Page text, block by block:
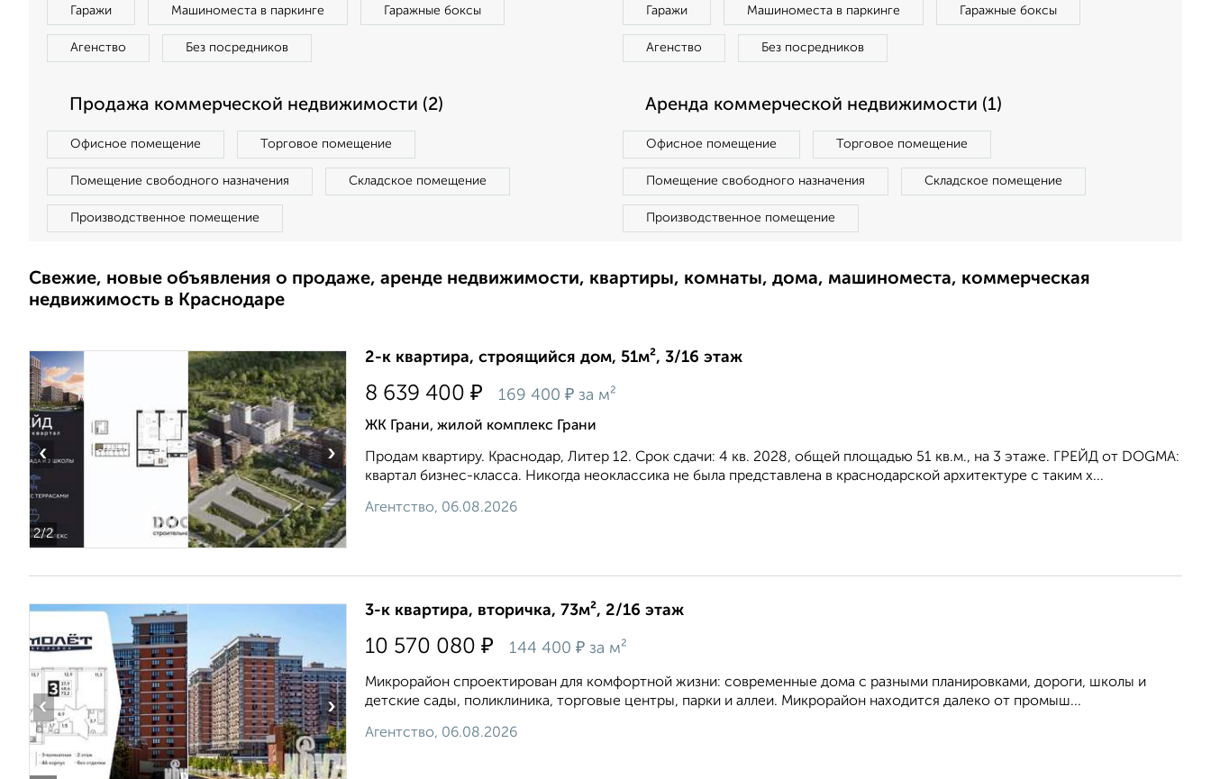
Гаражи Машиноместа в паркинге Гаражные боксы
Агенство Без посредников
Гаражи Машиноместа в паркинге Гаражные боксы
Агенство Без посредников
Продажа коммерческой недвижимости (2)
Офисное помещение Торговое помещение
Помещение свободного назначения Складское помещение
Производственное помещение
Аренда коммерческой недвижимости (1)
Офисное помещение Торговое помещение
Помещение свободного назначения Складское помещение
Производственное помещение
Свежие, новые объявления о продаже, аренде недвижимости, квартиры, комнаты, дома, машиноместа, коммерческая
недвижимость в Краснодаре
2/2
‹ ›
2-к квартира, строящийся дом, 51м², 3/16 этаж
8 639 400 ₽ 169 400 ₽ за м²
ЖК Грани, жилой комплекс Грани
Продам квартиру. Краснодар, Литер 12. Срок сдачи: 4 кв. 2028, общей площадью 51 кв.м., на 3 этаже. ГРЕЙД от DOGMA:
квартал бизнес-класса. Никогда неоклассика не была представлена в краснодарской архитектуре с таким х...
Агентство, 06.08.2026
‹ ›
3-к квартира, вторичка, 73м², 2/16 этаж
10 570 080 ₽ 144 400 ₽ за м²
Микрорайон спроектирован для комфортной жизни: современные дома с разными планировками, дороги, школы и
детские сады, поликлиника, торговые центры, парки и аллеи. Микрорайон находится далеко от промыш...
Агентство, 06.08.2026